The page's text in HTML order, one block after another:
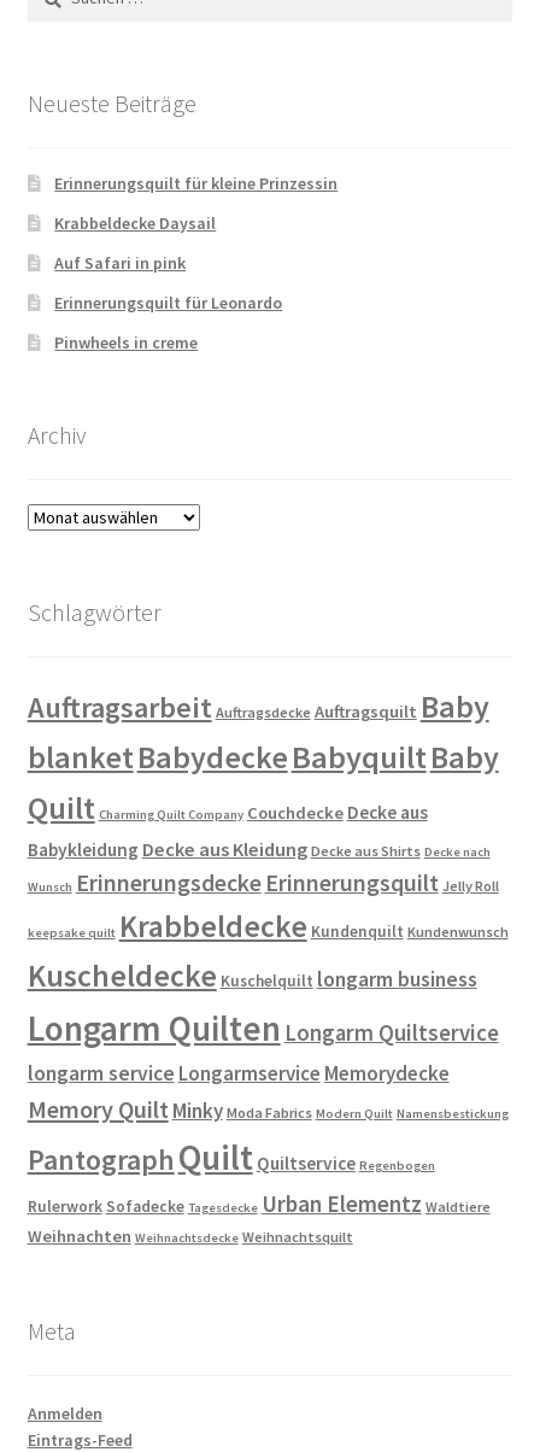
nach:
Neueste Beiträge
Erinnerungsquilt für kleine Prinzessin
Krabbeldecke Daysail
Auf Safari in pink
Erinnerungsquilt für Leonardo
Pinwheels in creme
Archiv
Archiv
Schlagwörter
Auftragsarbeit Auftragsdecke Auftragsquilt Baby
blanketBabydeckeBabyquiltBaby
Quilt Charming Quilt Company Couchdecke Decke aus
Babykleidung Decke aus Kleidung Decke aus Shirts Decke nach
Wunsch Erinnerungsdecke Erinnerungsquilt Jelly Roll
keepsake quilt Krabbeldecke Kundenquilt Kundenwunsch
Kuscheldecke Kuschelquilt longarm business
Longarm Quilten Longarm Quiltservice
longarm service Longarmservice Memorydecke
Memory Quilt Minky Moda Fabrics Modern Quilt Namensbestickung
Pantograph Quilt Quiltservice Regenbogen
Rulerwork Sofadecke Tagesdecke Urban Elementz Waldtiere
Weihnachten Weihnachtsdecke Weihnachtsquilt
Meta
Anmelden
Eintrags-Feed